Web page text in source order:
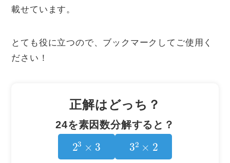
載せています。
とても役に立つので、ブックマークしてご使用く
ださい！
正解はどっち？
24を素因数分解すると？
23 3 32 2